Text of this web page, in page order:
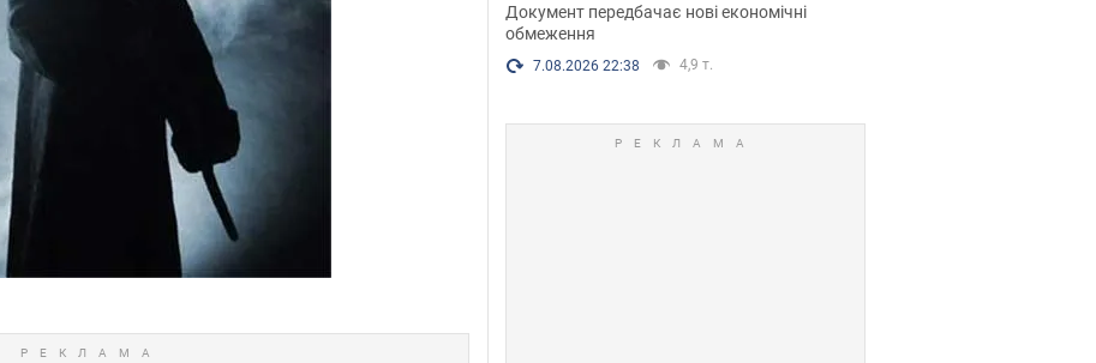
Документ передбачає нові економічні
обмеження
7.08.2026 22:38 4,9 т.